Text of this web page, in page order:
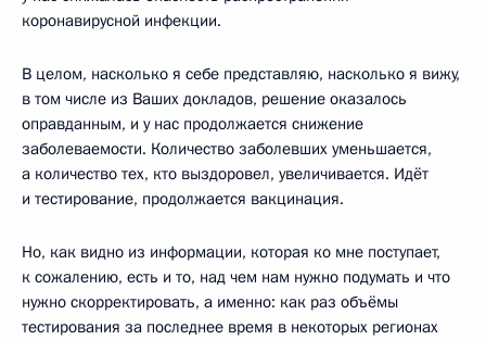
коронавирусной инфекции.
В целом, насколько я себе представляю, насколько я вижу,
в том числе из Ваших докладов, решение оказалось
оправданным, и у нас продолжается снижение
заболеваемости. Количество заболевших уменьшается,
а количество тех, кто выздоровел, увеличивается. Идёт
и тестирование, продолжается вакцинация.
Но, как видно из информации, которая ко мне поступает,
к сожалению, есть и то, над чем нам нужно подумать и что
нужно скорректировать, а именно: как раз объёмы
тестирования за последнее время в некоторых регионах